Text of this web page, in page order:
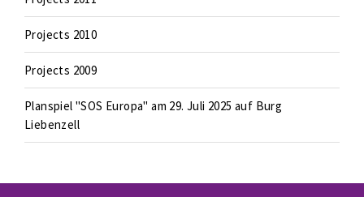
Projects 2010
Projects 2009
Planspiel "SOS Europa" am 29. Juli 2025 auf Burg
Liebenzell